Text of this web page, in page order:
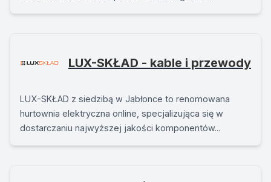
LUX-SKŁAD - kable i przewody
LUX-SKŁAD z siedzibą w Jabłonce to renomowana
hurtownia elektryczna online, specjalizująca się w
dostarczaniu najwyższej jakości komponentów...